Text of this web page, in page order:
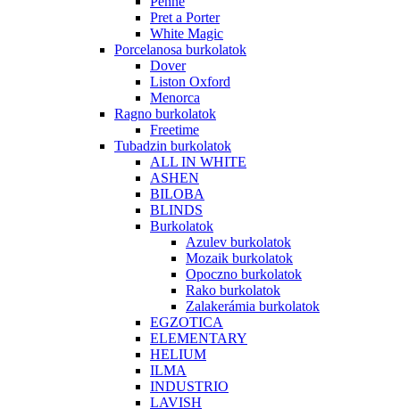
Pret a Porter
White Magic
Porcelanosa burkolatok
Dover
Liston Oxford
Menorca
Ragno burkolatok
Freetime
Tubadzin burkolatok
ALL IN WHITE
ASHEN
BILOBA
BLINDS
Burkolatok
Azulev burkolatok
Mozaik burkolatok
Opoczno burkolatok
Rako burkolatok
Zalakerámia burkolatok
EGZOTICA
ELEMENTARY
HELIUM
ILMA
INDUSTRIO
LAVISH